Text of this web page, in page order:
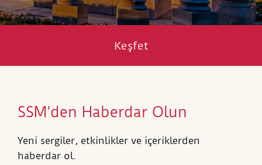
Keşfet
SSM’den Haberdar Olun
Yeni sergiler, etkinlikler ve içeriklerden
haberdar ol.